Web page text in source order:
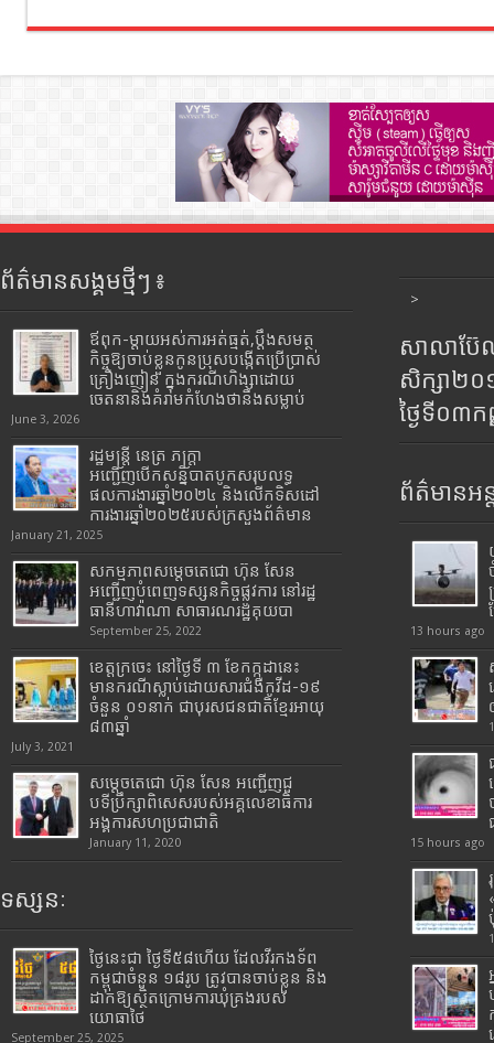
ព័ត៌មានសង្គមថ្មីៗ ៖
ឪពុក-ម្ដាយអស់ការអត់ធ្មត់,ប្ដឹងសមត្ថ
កិច្ចឱ្យចាប់ខ្លួនកូនប្រុសបង្កើតប្រើប្រាស់
គ្រឿងញៀន ក្នុងករណីហិង្សាដោយ
ចេតនានិងគំរាមកំហែងថានឹងសម្លាប់
June 3, 2026
រដ្ឋមន្រ្តី​ នេត្រ​ ភក្ត្រា​
អញ្ជើញបើកសន្និបាតបូកសរុបលទ្ធ
ផលការងារឆ្នាំ២០២៤ និងលើកទិសដៅ
ការងារឆ្នាំ២០២៥របស់​ក្រសួង​ព័ត៌មាន​
January 21, 2025
សកម្មភាពសម្តេចតេជោ ហ៊ុន សែន
អញ្ជើញបំពេញទស្សនកិច្ចផ្លូវការ នៅរដ្ឋ
ធានីហាវ៉ាណា សាធារណរដ្ឋគុយបា
September 25, 2022
ខេត្តក្រចេះ នៅថ្ងៃទី ៣ ខែកក្កដានេះ
មានករណីស្លាប់ដោយសារជំងឺកូវីដ-១៩
ចំនួន ០១នាក់ ជាបុរសជនជាតិខ្មែរអាយុ
៨៣ឆ្នាំ
July 3, 2021
សម្តេចតេជោ ហ៊ុន សែន អញ្ជើញជួ
បទីប្រឹក្សាពិសេសរបស់អគ្គលេខាធិការ
អង្គការសហប្រជាជាតិ
January 11, 2020
ទស្សនៈ
ថ្ងៃនេះជា ថ្ងៃទី៥៨ហើយ ដែលវីរកងទ័ព
កម្ពុជាចំនួន ១៨រូប ត្រូវបានចាប់ខ្លួន និង
ដាក់ឱ្យស្ថិតក្រោមការឃុំគ្រងរបស់
យោធាថៃ
September 25, 2025
>
សាលាប៊ែ
សិក្សា២
ថ្ងៃទី០៣
ព័ត៌មានអន្
13 hours ago
15 hours ago